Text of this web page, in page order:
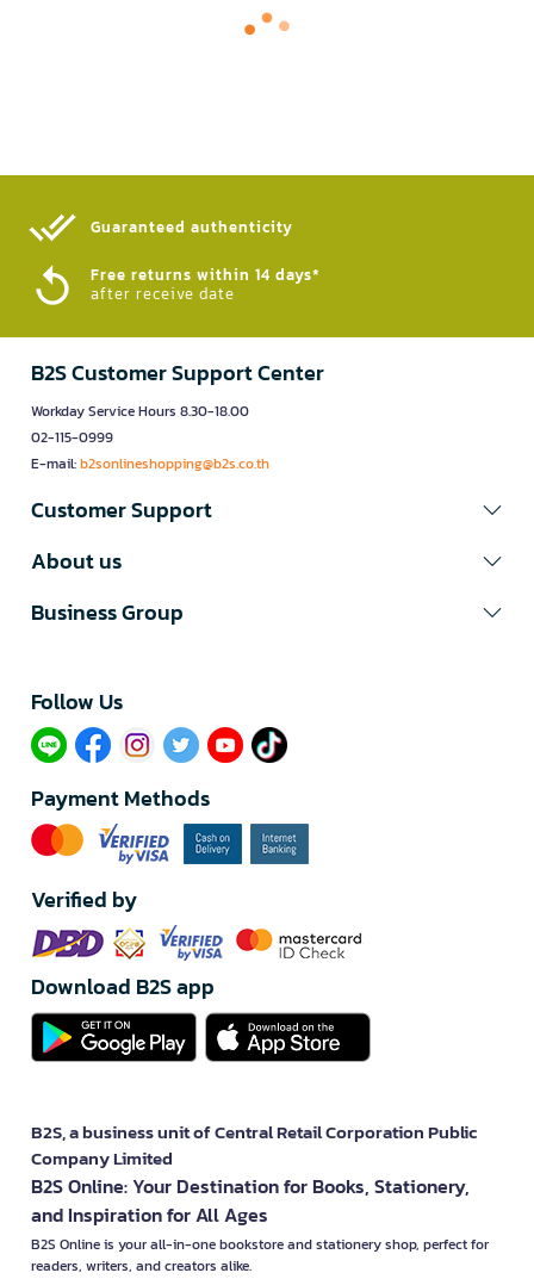
Guaranteed authenticity​
Free returns within 14 days*
after receive date
B2S Customer Support Center
Workday Service Hours 8.30-18.00
02-115-0999
E-mail:b2sonlineshopping@b2s.co.th
Customer Support
About us
Business Group
Follow Us​
Payment Methods
Verified by
Download B2S app
B2S, a business unit of Central Retail Corporation Public
Company Limited
B2S Online: Your Destination for Books, Stationery,
and Inspiration for All Ages
B2S Online is your all-in-one bookstore and stationery shop, perfect for
readers, writers, and creators alike.